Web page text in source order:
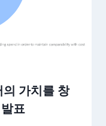
가치를 창
표